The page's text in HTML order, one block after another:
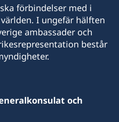
förbindelser med i
I ungefär hälften
ambassader och
består
och